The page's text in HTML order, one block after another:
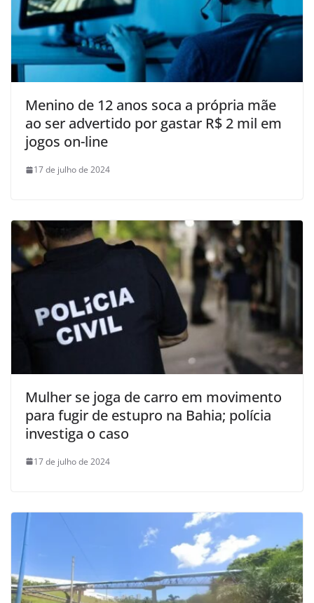
Menino de 12 anos soca a própria mãe
ao ser advertido por gastar R$ 2 mil em
jogos on-line
17 de julho de 2024
Mulher se joga de carro em movimento
para fugir de estupro na Bahia; polícia
investiga o caso
17 de julho de 2024